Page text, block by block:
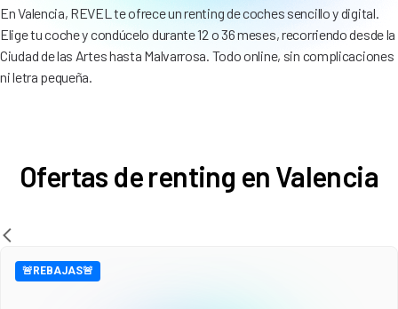
En Valencia, REVEL te ofrece un renting de coches sencillo y digital.
Elige tu coche y condúcelo durante 12 o 36 meses, recorriendo desde la
Ciudad de las Artes hasta Malvarrosa. Todo online, sin complicaciones
ni letra pequeña.
Ofertas de renting en Valencia
🚨REBAJAS🚨